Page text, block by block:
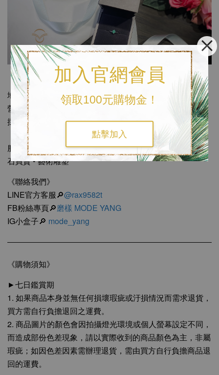
加入官網會員
領取100元購物金！
點擊加入
《磨樣MODE YANG 實體店面》
地址 | 台中市南屯區大墩五街350號
營業時間：週一至週五 10:00－17:30
採預約服務制，歡迎預約門市鑑賞玉鐲及珠寶
服務項目：珠寶訂製 • 寶石切磨 • 珠寶設計 • 婚戒客製 • 寶
石買賣 • 藝術雕塑
《聯絡我們》
LINE官方客服🔎@rax9582t
FB粉絲專頁🔎磨樣 MODE YANG
IG小盒子🔎 mode_yang
《購物須知》
►七日鑑賞期
1. 如果商品本身並無任何損壞瑕疵或汙損情況而需求退貨，
買方需自行負擔退回之運費。
2. 商品圖片的顏色會因拍攝燈光環境或個人螢幕設定不同，
而造成部份色差現象，請以實際收到的商品顏色為主，非屬
瑕疵；如因色差因素需辦理退貨，需由買方自行負擔商品退
回的運費。